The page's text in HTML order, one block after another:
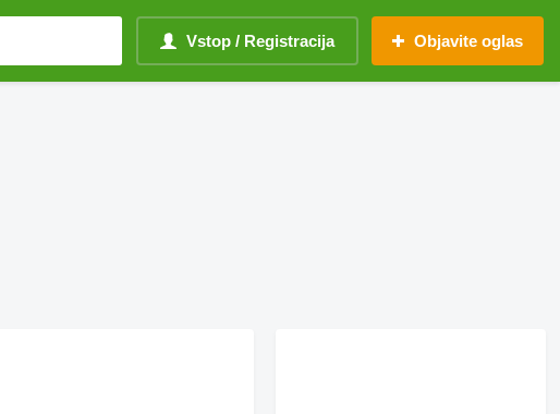
Vstop / Registracija Objavite oglas